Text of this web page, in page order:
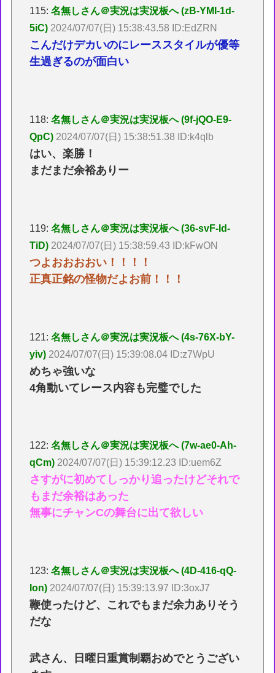
115:名無しさん＠実況は実況板へ (zB-YMI-1d-
5iC) 2024/07/07(日) 15:38:43.58 ID:EdZRN
こんだけデカいのにレーススタイルが優等
生過ぎるのが面白い
118:名無しさん＠実況は実況板へ (9f-jQO-E9-
QpC) 2024/07/07(日) 15:38:51.38 ID:k4qlb
はい、楽勝！
まだまだ余裕ありー
119:名無しさん＠実況は実況板へ (36-svF-Id-
TiD) 2024/07/07(日) 15:38:59.43 ID:kFwON
つよおおおおい！！！！
正真正銘の怪物だよお前！！！
121:名無しさん＠実況は実況板へ (4s-76X-bY-
yiv) 2024/07/07(日) 15:39:08.04 ID:z7WpU
めちゃ強いな
4角動いてレース内容も完璧でした
122:名無しさん＠実況は実況板へ (7w-ae0-Ah-
qCm) 2024/07/07(日) 15:39:12.23 ID:uem6Z
さすがに初めてしっかり追ったけどそれで
もまだ余裕はあった
無事にチャンCの舞台に出て欲しい
123:名無しさん＠実況は実況板へ (4D-416-qQ-
Ion) 2024/07/07(日) 15:39:13.97 ID:3oxJ7
鞭使ったけど、これでもまだ余力ありそう
だな
武さん、日曜日重賞制覇おめでとうござい